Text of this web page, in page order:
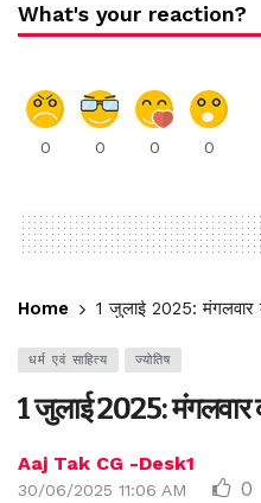
What's your reaction?
0 0 0 0
Home 1 जुलाई 2025: मंगलवार
धर्म एवं साहित्य ज्योतिष
1 जुलाई 2025: मंगलवार
Aaj Tak CG -Desk1
30/06/2025 11:06 AM 0